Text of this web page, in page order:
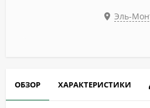
Эль-
ОБЗОР ХАРАКТЕРИСТИКИ